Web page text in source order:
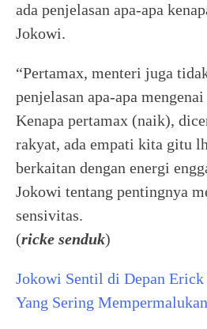
ada penjelasan apa-apa
Jokowi.
“Pertamax, menteri juga
penjelasan apa-apa
Kenapa pertamax (naik),
rakyat, ada empati kita gitu
berkaitan dengan energi
Jokowi tentang pentingnya
sensivitas.
(ricke senduk)
Jokowi Sentil di Depan
Yang Sering Mempermalukan